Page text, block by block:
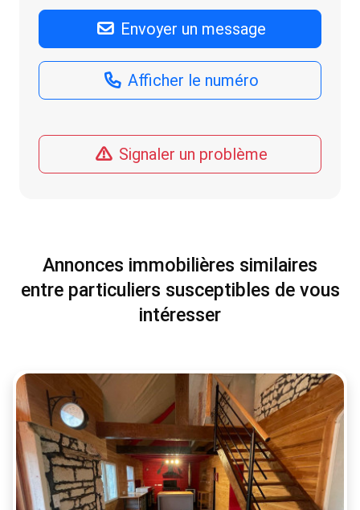
Envoyer un message
Afficher le numéro
Signaler un problème
Annonces immobilières similaires
entre particuliers susceptibles de vous
intéresser